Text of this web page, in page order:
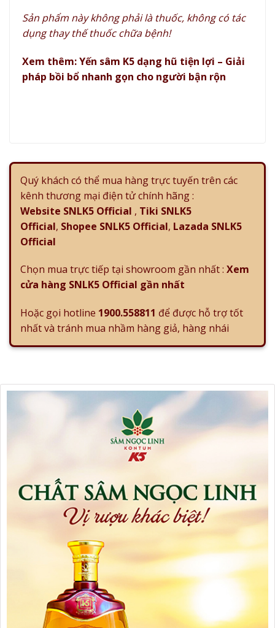
Sản phẩm này không phải là thuốc, không có tác
dụng thay thế thuốc chữa bệnh!
Xem thêm:Yến sâm K5 dạng hũ tiện lợi – Giải
pháp bồi bổ nhanh gọn cho người bận rộn
Quý khách có thể mua hàng trực tuyến trên các
kênh thương mại điện tử chính hãng :
Website SNLK5 Official , Tiki SNLK5
Official, Shopee SNLK5 Official, Lazada SNLK5
Official
Chọn mua trực tiếp tại showroom gần nhất : Xem
cửa hàng SNLK5 Official gần nhất
Hoặc gọi hotline 1900.558811 để được hỗ trợ tốt
nhất và tránh mua nhầm hàng giả, hàng nhái